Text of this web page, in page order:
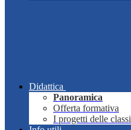
Didattica
Panoramica
Offerta formativa
I progetti delle classi